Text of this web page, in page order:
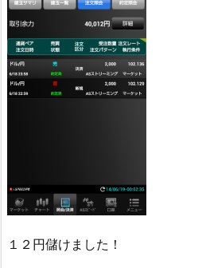
１２円儲けました！